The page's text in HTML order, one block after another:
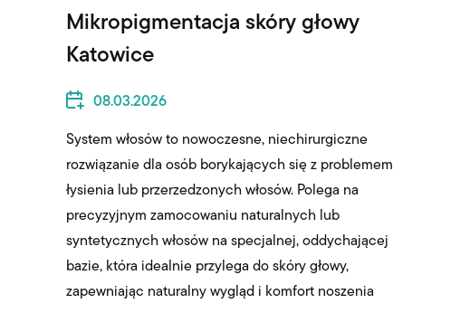
Mikropigmentacja skóry głowy
Katowice
08.03.2026
System włosów to nowoczesne, niechirurgiczne
rozwiązanie dla osób borykających się z problemem
łysienia lub przerzedzonych włosów. Polega na
precyzyjnym zamocowaniu naturalnych lub
syntetycznych włosów na specjalnej, oddychającej
bazie, która idealnie przylega do skóry głowy,
zapewniając naturalny wygląd i komfort noszenia